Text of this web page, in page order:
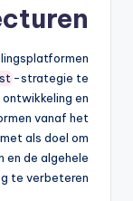
-strategie te
en
vanaf het
als doel om
de algehele
te verbeteren.